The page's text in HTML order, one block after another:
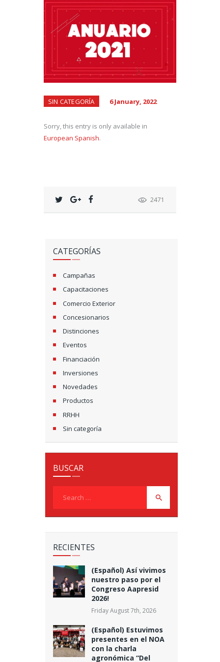
SIN CATEGORÍA 6 January, 2022
Sorry, this entry is only available in
European Spanish.
2471
CATEGORÍAS
Campañas
Capacitaciones
Comercio Exterior
Concesionarios
Distinciones
Eventos
Financiación
Inversiones
Novedades
Productos
RRHH
Sin categoría
BUSCAR
RECIENTES
(Español) Así vivimos
nuestro paso por el
Congreso Aapresid
2026!
Friday August 7th, 2026
(Español) Estuvimos
presentes en el NOA
con la charla
agronómica “Del